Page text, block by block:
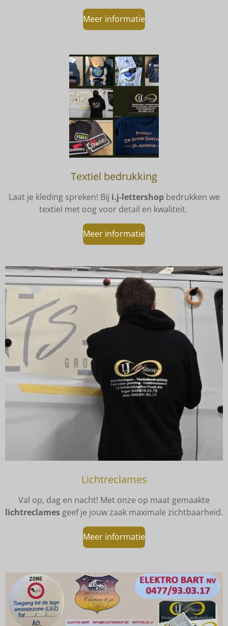
Meer informatie
Textiel bedrukking
Laat je kleding spreken! Bij i.j-lettershopbedrukken we
textiel met oog voor detail en kwaliteit.
Meer informatie
Lichtreclames
Val op, dag en nacht! Met onze op maat gemaakte
lichtreclames geef je jouw zaak maximale zichtbaarheid.
Meer informatie